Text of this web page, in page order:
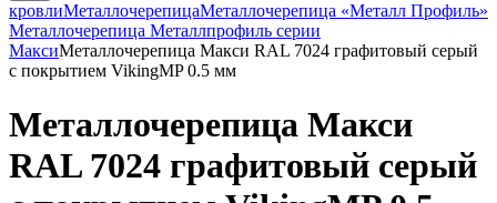
кровлиМеталлочерепицаМеталлочерепица «Металл Профиль»
Металлочерепица Металлпрофиль серии
МаксиМеталлочерепица Макси RAL 7024 графитовый серый
с покрытием VikingMP 0.5 мм
Металлочерепица Макси
RAL 7024 графитовый серый